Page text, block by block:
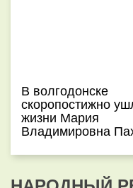
В волгодонске
скоропостижно
жизни Мария
Владимировна